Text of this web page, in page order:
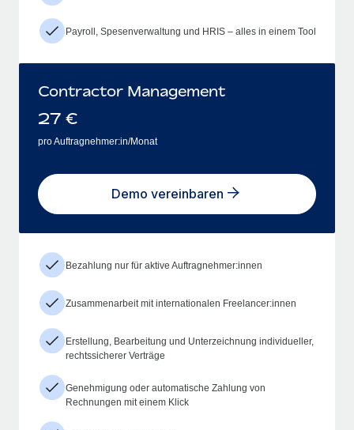
Payroll, Spesenverwaltung und HRIS – alles in einem Tool
Contractor Management
27 €
pro Auftragnehmer:in/Monat
Demo vereinbaren
Bezahlung nur für aktive Auftragnehmer:innen
Zusammenarbeit mit internationalen Freelancer:innen
Erstellung, Bearbeitung und Unterzeichnung individueller,
rechtssicherer Verträge
Genehmigung oder automatische Zahlung von
Rechnungen mit einem Klick